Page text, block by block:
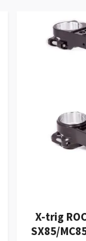
X-trig
SX85/